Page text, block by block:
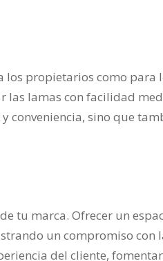
propietarios como para
las lamas con facilidad
conveniencia, sino que
tu marca. Ofrecer un
un compromiso con
del cliente,